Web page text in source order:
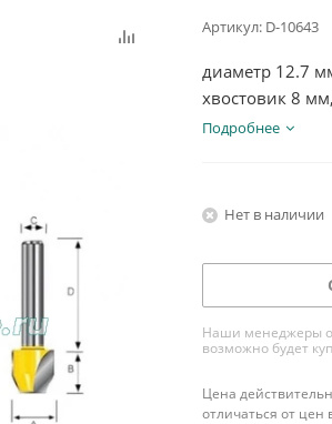
Артикул: D-10643
диаметр 12.7
хвостовик 8
Подробнее
Нет в наличии
Наши менеджеры
возможно будет
Цена
отличаться от цен